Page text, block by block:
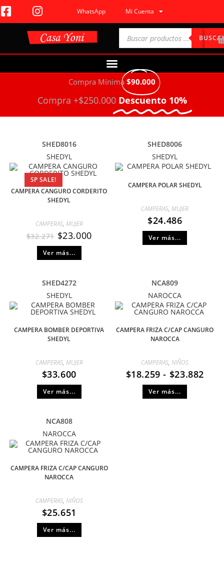
WhatsApp Mi Cuenta
Compra Mínima $90.000
Compra +$250.000 Descuento 10%
SHED8016
SHEDYL
SP SALE!
CAMPERA CANGURO CORDERITO
SHEDYL
CAMPERAS, MUJER
$32.271 $23.000
Ver más...
SHED8006
SHEDYL
CAMPERA POLAR SHEDYL
CAMPERAS,MUJER
$24.486
Ver más...
SHED4272
SHEDYL
CAMPERA BOMBER DEPORTIVA
SHEDYL
CAMPERAS, MUJER
$33.600
Ver más...
NCA809
NAROCCA
CAMPERA FRIZA C/CAP CANGURO
NAROCCA
CAMPERAS,NIÑOS
$18.259 - $23.882
Ver más...
NCA808
NAROCCA
CAMPERA FRIZA C/CAP CANGURO
NAROCCA
CAMPERAS, NIÑOS
$25.651
Ver más...